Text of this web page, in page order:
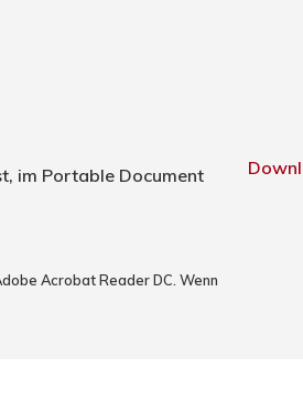
im Portable Document
Acrobat Reader DC. Wenn